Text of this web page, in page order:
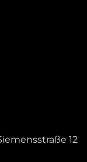
12